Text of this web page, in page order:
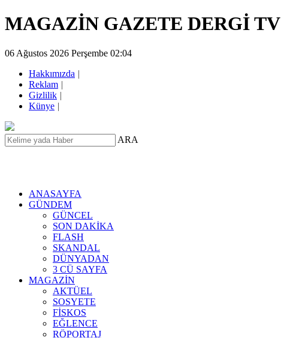
MAGAZİN GAZETE DERGİ TV
06 Ağustos 2026 Perşembe 02:04
Hakkımızda |
Reklam |
Gizlilik |
Künye |
ARA
ANASAYFA
GÜNDEM
GÜNCEL
SON DAKİKA
FLASH
SKANDAL
DÜNYADAN
3 CÜ SAYFA
MAGAZİN
AKTÜEL
SOSYETE
FİSKOS
EĞLENCE
RÖPORTAJ